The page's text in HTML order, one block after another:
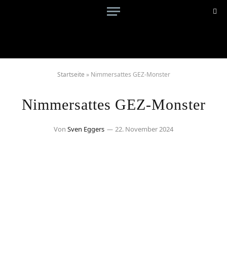
Startseite » Nimmersattes GEZ-Monster
Nimmersattes GEZ-Monster
Von Sven Eggers 22. November 2024